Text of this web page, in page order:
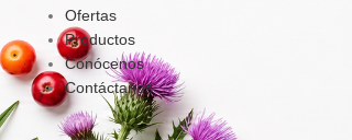
Ofertas
Productos
Conócenos
Contáctanos